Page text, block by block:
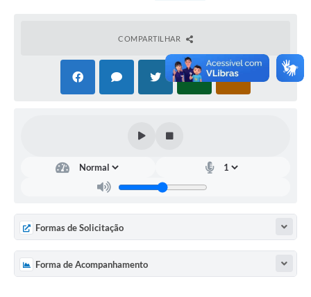
COMPARTILHAR
Formas de Solicitação
Forma de Acompanhamento